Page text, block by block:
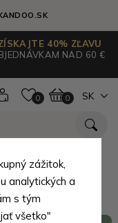
40% ZĽAVU
NAD 60 €
0 0 SK
zážitok,
analytických a
s tým
všetko"